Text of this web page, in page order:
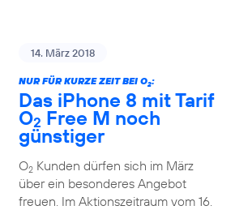
14. März 2018
NUR FÜR KURZE ZEIT BEI O2:
Das iPhone 8 mit Tarif
O2 Free M noch
günstiger
O2Kunden dürfen sich im März
über ein besonderes Angebot
freuen. Im Aktionszeitraum vom 16.